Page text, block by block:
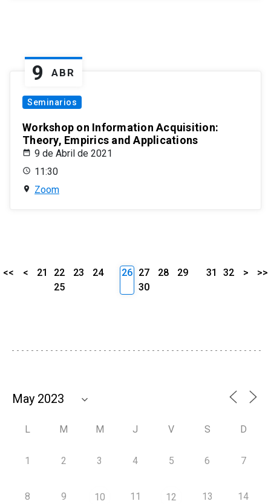
9 ABR
Seminarios
Workshop on Information Acquisition:
Theory, Empirics and Applications
9 de Abril de 2021
11:30
Zoom
<< < 21 22 23
24
25
26 27 28
29
30
31 32 > >>
L M M J V S D
1 2 3 4 5 6 7
8 9 10 11 12 13 14